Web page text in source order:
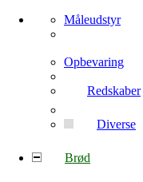
Måleudstyr
Opbevaring
Redskaber
Diverse
Brød